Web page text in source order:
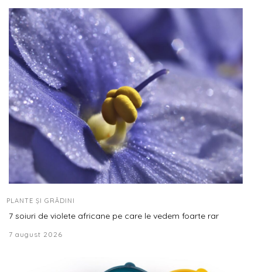
PLANTE ȘI GRĂDINI
7 soiuri de violete africane pe care le vedem foarte rar
7 august 2026